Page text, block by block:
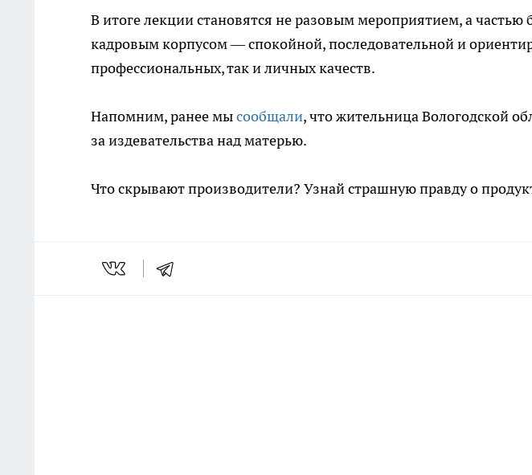
В итоге лекции становятся не разовым мероприятием, а частью
кадровым корпусом — спокойной, последовательной и
профессиональных, так и личных качеств.
Напомним, ранее мысообщали, что жительница Вологодской
за издевательства над матерью.
Что скрывают производители? Узнай страшную правду о